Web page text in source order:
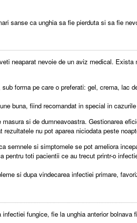
sanse ca unghia sa fie pierduta si sa fie
neaparat nevoie de un aviz medical.
forma pe care o preferati: gel, crema, lac
buna, fiind recomandat in special in
si de dumneavoastra. Gestionarea
nu pot aparea niciodata peste
semnele si simptomele se pot ameliora
pentru toti pacientii ce au trecut printr-o
si dupa vindecarea infectiei primare,
fungice, fie la unghia anterior bolnava